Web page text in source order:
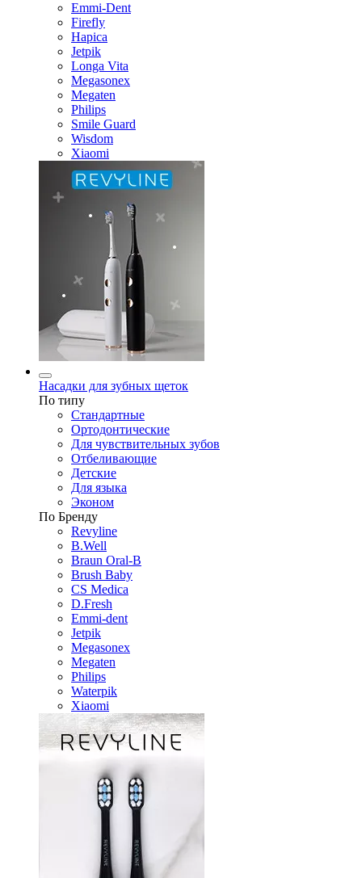
Emmi-Dent
Firefly
Hapica
Jetpik
Longa Vita
Megasonex
Megaten
Philips
Smile Guard
Wisdom
Xiaomi
Насадки для зубных щеток
По типу
Стандартные
Ортодонтические
Для чувствительных зубов
Отбеливающие
Детские
Для языка
Эконом
По Бренду
Revyline
B.Well
Braun Oral-B
Brush Baby
CS Medica
D.Fresh
Emmi-dent
Jetpik
Megasonex
Megaten
Philips
Waterpik
Xiaomi